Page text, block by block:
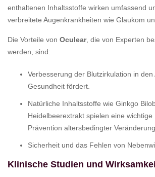
enthaltenen Inhaltsstoffe wirken umfassend
verbreitete Augenkrankheiten wie Glaukom
Die Vorteile von Oculear, die von Experten
werden, sind:
Verbesserung der Blutzirkulation in
Gesundheit fördert.
Natürliche Inhaltsstoffe wie Ginkgo
Heidelbeerextrakt spielen eine wichtige
Prävention altersbedingter
Sicherheit und das Fehlen von
Klinische Studien und